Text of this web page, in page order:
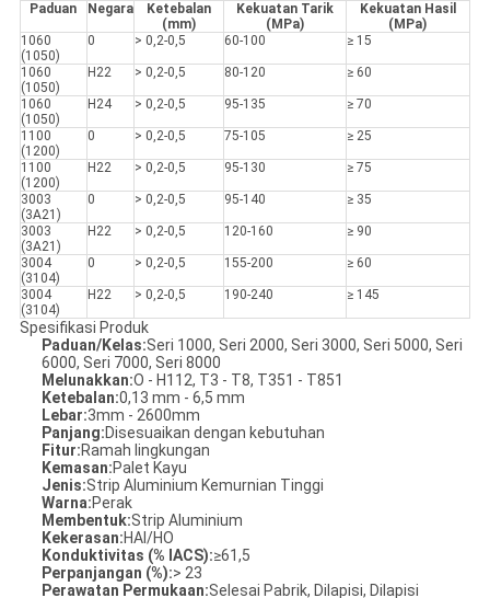
Paduan Negara
Ketebalan
(mm)
Kekuatan Tarik
(MPa)
Kekuatan Hasil
(MPa)
1060
(1050)
0 > 0,2-0,5 60-100 ≥ 15
1060
(1050)
H22 > 0,2-0,5 80-120 ≥ 60
1060
(1050)
H24 > 0,2-0,5 95-135 ≥ 70
1100
(1200)
0 > 0,2-0,5 75-105 ≥ 25
1100
(1200)
H22 > 0,2-0,5 95-130 ≥ 75
3003
(3A21)
0 > 0,2-0,5 95-140 ≥ 35
3003
(3A21)
H22 > 0,2-0,5 120-160 ≥ 90
3004
(3104)
0 > 0,2-0,5 155-200 ≥ 60
3004
(3104)
H22 > 0,2-0,5 190-240 ≥ 145
Spesifikasi Produk
Paduan/Kelas:Seri 1000, Seri 2000, Seri 3000, Seri 5000, Seri
6000, Seri 7000, Seri 8000
Melunakkan:O - H112, T3 - T8, T351 - T851
Ketebalan:0,13 mm - 6,5 mm
Lebar:3mm - 2600mm
Panjang:Disesuaikan dengan kebutuhan
Fitur:Ramah lingkungan
Kemasan:Palet Kayu
Jenis:Strip Aluminium Kemurnian Tinggi
Warna:Perak
Membentuk:Strip Aluminium
Kekerasan:HAI/HO
Konduktivitas (% IACS):≥61,5
Perpanjangan (%):> 23
Perawatan Permukaan:Selesai Pabrik, Dilapisi, Dilapisi